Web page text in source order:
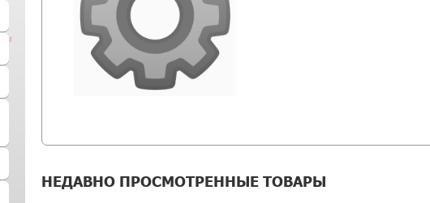
НЕДАВНО ПРОСМОТРЕННЫЕ ТОВАРЫ